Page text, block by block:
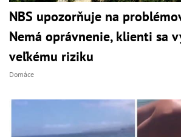
NBS upozorňuje na
Nemá oprávnenie, klienti sa
veľkému riziku
Domáce